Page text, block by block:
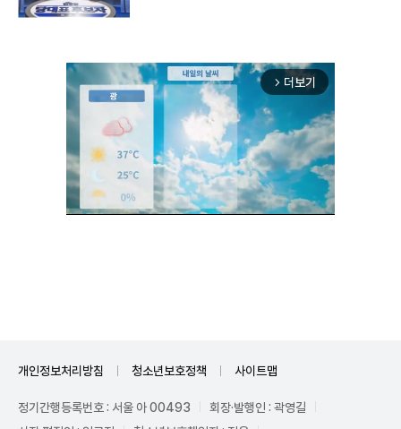
arrow_forward_ios 더보기
개인정보처리방침 청소년보호정책 사이트맵
정기간행등록번호 : 서울 아 00493
회장·발행인 : 곽영길